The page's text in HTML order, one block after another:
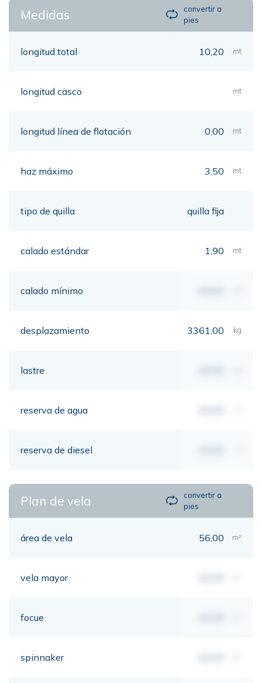
Medidas
convertir a
pies
longitud total 10,20 mt
longitud casco mt
longitud línea de flotación 0,00 mt
haz máximo 3,50 mt
tipo de quilla quilla fija
calado estándar 1,90 mt
calado mínimo
desplazamiento 3361,00 kg
lastre
reserva de agua
reserva de diesel
Plan de vela
convertir a
pies
área de vela 56,00 m²
vela mayor
focue
spinnaker